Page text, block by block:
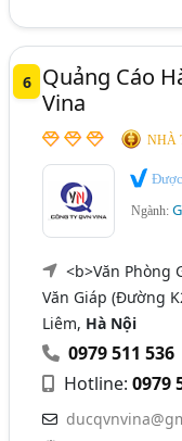
6
Quảng Cáo
Vina
NHÀ
Ngành:
<b>Văn Phòng
Văn Giáp (Đường
Liêm, Hà Nội
0979 511 536
Hotline:0979